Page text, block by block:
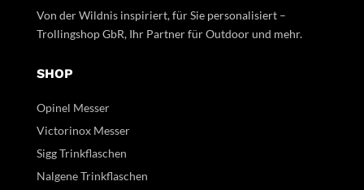
Von der Wildnis inspiriert, für Sie personalisiert –
Trollingshop GbR, Ihr Partner für Outdoor und mehr.
SHOP
Opinel Messer
Victorinox Messer
Sigg Trinkflaschen
Nalgene Trinkflaschen